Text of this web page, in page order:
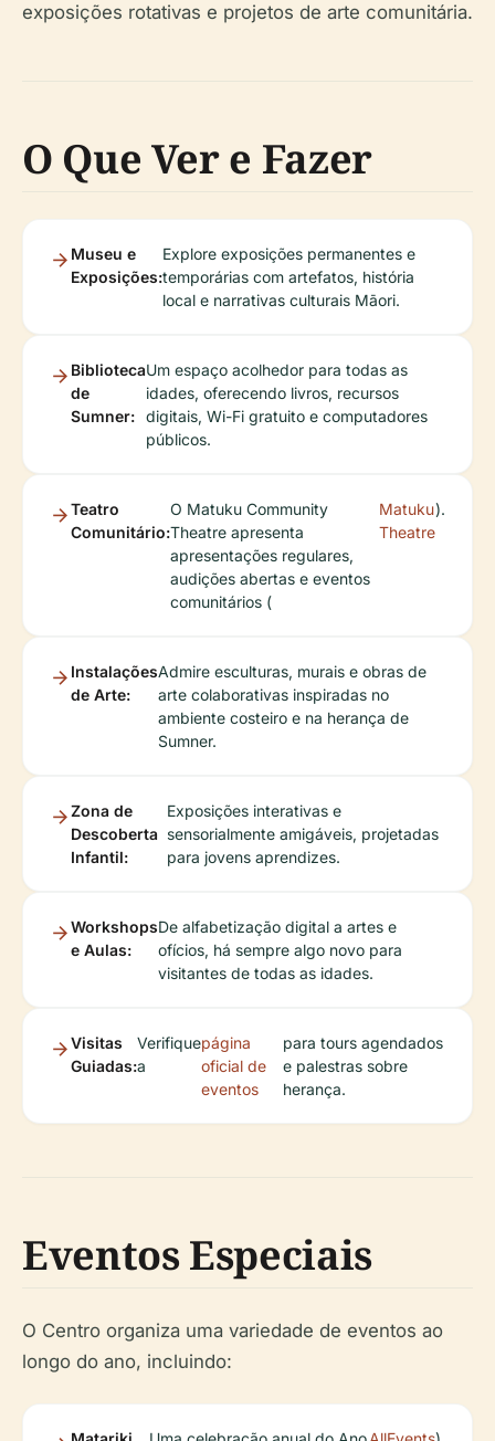
exposições rotativas e projetos de arte comunitária.
O Que Ver e Fazer
Museu e
Exposições:
Explore exposições permanentes e
temporárias com artefatos, história
local e narrativas culturais Māori.
Biblioteca
de
Sumner:
Um espaço acolhedor para todas as
idades, oferecendo livros, recursos
digitais, Wi-Fi gratuito e computadores
públicos.
Teatro
Comunitário:
O Matuku Community
Theatre apresenta
apresentações regulares,
audições abertas e eventos
comunitários (
Matuku
Theatre
).
Instalações
de Arte:
Admire esculturas, murais e obras de
arte colaborativas inspiradas no
ambiente costeiro e na herança de
Sumner.
Zona de
Descoberta
Infantil:
Exposições interativas e
sensorialmente amigáveis, projetadas
para jovens aprendizes.
Workshops
e Aulas:
De alfabetização digital a artes e
ofícios, há sempre algo novo para
visitantes de todas as idades.
Visitas
Guiadas:
Verifique
a
página
oficial de
eventos
para tours agendados
e palestras sobre
herança.
Eventos Especiais
O Centro organiza uma variedade de eventos ao
longo do ano, incluindo: